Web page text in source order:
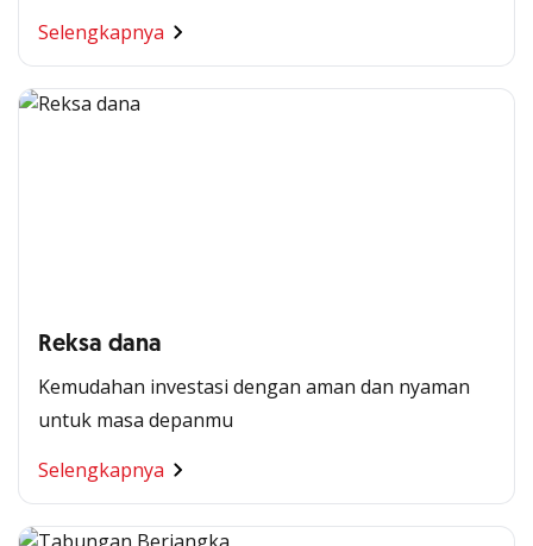
Selengkapnya
Reksa dana
Kemudahan investasi dengan aman dan nyaman
untuk masa depanmu
Selengkapnya